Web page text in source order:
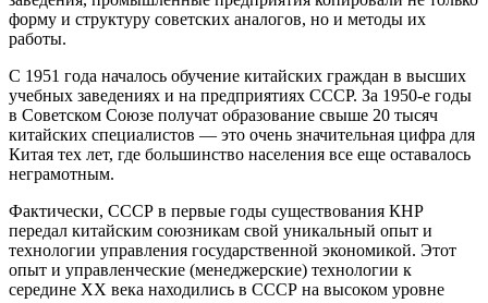
форму и структуру советских аналогов, но и методы их
работы.
С 1951 года началось обучение китайских граждан в высших
учебных заведениях и на предприятиях СССР. За 1950-е годы
в Советском Союзе получат образование свыше 20 тысяч
китайских специалистов — это очень значительная цифра для
Китая тех лет, где большинство населения все еще оставалось
неграмотным.
Фактически, СССР в первые годы существования КНР
передал китайским союзникам свой уникальный опыт и
технологии управления государственной экономикой. Этот
опыт и управленческие (менеджерские) технологии к
середине ХХ века находились в СССР на высоком уровне